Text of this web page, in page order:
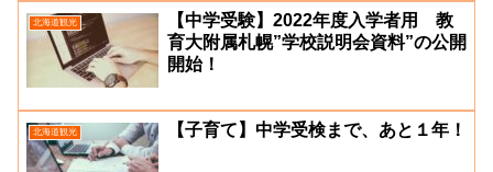
北海道観光
【中学受験】2022年度入学者用 教
育大附属札幌”学校説明会資料”の公開
開始！
北海道観光 【子育て】中学受検まで、あと１年！